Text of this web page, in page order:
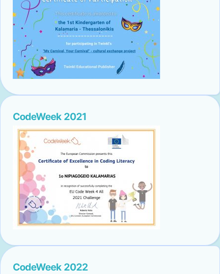
CodeWeek 2021
CodeWeek 2022